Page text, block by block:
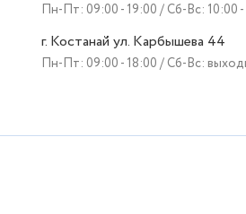
Пн-Пт: 09:00 - 19:00 / Сб-Вс: 10:00 -
г. Костанай ул. Карбышева 44
Пн-Пт: 09:00 - 18:00 / Сб-Вс: